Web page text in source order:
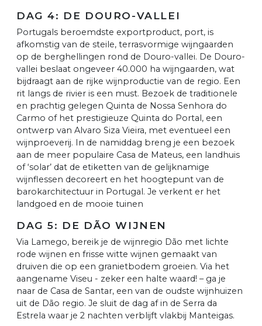
DAG 4: DE DOURO-VALLEI
Portugals beroemdste exportproduct, port, is
afkomstig van de steile, terrasvormige wijngaarden
op de berghellingen rond de Douro-vallei. De Douro-
vallei beslaat ongeveer 40.000 ha wijngaarden, wat
bijdraagt aan de rijke wijnproductie van de regio. Een
rit langs de rivier is een must. Bezoek de traditionele
en prachtig gelegen Quinta de Nossa Senhora do
Carmo of het prestigieuze Quinta do Portal, een
ontwerp van Alvaro Siza Vieira, met eventueel een
wijnproeverij. In de namiddag breng je een bezoek
aan de meer populaire Casa de Mateus, een landhuis
of ‘solar’ dat de etiketten van de gelijknamige
wijnflessen decoreert en het hoogtepunt van de
barokarchitectuur in Portugal. Je verkent er het
landgoed en de mooie tuinen
DAG 5: DE DÃO WIJNEN
Via Lamego, bereik je de wijnregio Dão met lichte
rode wijnen en frisse witte wijnen gemaakt van
druiven die op een granietbodem groeien. Via het
aangename Viseu - zeker een halte waard! – ga je
naar de Casa de Santar, een van de oudste wijnhuizen
uit de Dão regio. Je sluit de dag af in de Serra da
Estrela waar je 2 nachten verblijft vlakbij Manteigas.